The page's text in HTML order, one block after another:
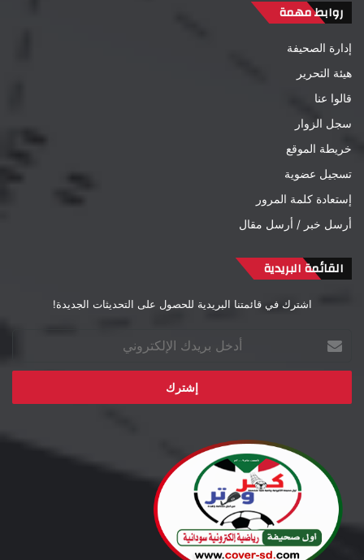
روابط مهمة
إدارة الصحيفة
هيئة التحرير
قالوا عنا
سجل الزوار
خريطة الموقع
تسجيل عضوية
إستعادة كلمة المرور
أرسل خبر / أرسل مقال
القائمة البريدية
اشترك في قائمتنا البريدية للحصول على التحديثات الجديدة!
بريدك
الإلكتروني